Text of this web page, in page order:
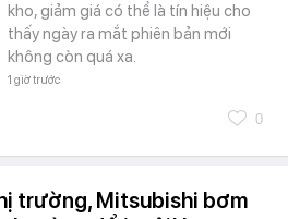
kho, giảm giá có thể là tín hiệu cho
thấy ngày ra mắt phiên bản mới
không còn quá xa.
1 giờ trước
0
trường, Mitsubishi bơm